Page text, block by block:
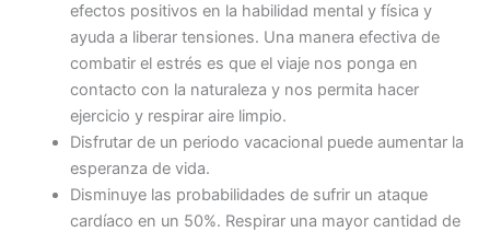
efectos positivos en la habilidad mental y física y
ayuda a liberar tensiones. Una manera efectiva de
combatir el estrés es que el viaje nos ponga en
contacto con la naturaleza y nos permita hacer
ejercicio y respirar aire limpio.
Disfrutar de un periodo vacacional puede aumentar la
esperanza de vida.
Disminuye las probabilidades de sufrir un ataque
cardíaco en un 50%. Respirar una mayor cantidad de